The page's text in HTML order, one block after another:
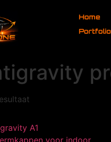
Home
Portfolio